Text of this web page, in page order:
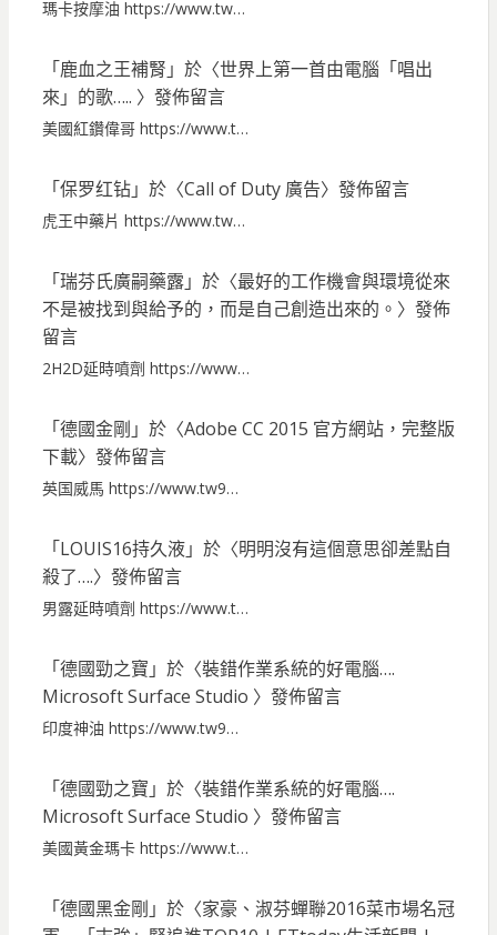
瑪卡按摩油 https://www.tw…
「鹿血之王補腎 」於〈世界上第一首由電腦「唱出
來」的歌….. 〉發佈留言
美國紅鑽偉哥 https://www.t…
「保罗红钻」於〈Call of Duty 廣告〉發佈留言
虎王中藥片 https://www.tw…
「瑞芬氏廣嗣藥露」於〈最好的工作機會與環境從來
不是被找到與給予的，而是自己創造出來的。 〉發佈
留言
2H2D延時噴劑 https://www…
「德國金剛 」於〈Adobe CC 2015 官方網站，完整版
下載〉發佈留言
英国威馬 https://www.tw9…
「LOUIS16持久液」於〈明明沒有這個意思卻差點自
殺了….〉發佈留言
男露延時噴劑 https://www.t…
「德國勁之寶 」於〈裝錯作業系統的好電腦….
Microsoft Surface Studio 〉發佈留言
印度神油 https://www.tw9…
「德國勁之寶 」於〈裝錯作業系統的好電腦….
Microsoft Surface Studio 〉發佈留言
美國黃金瑪卡 https://www.t…
「德國黑金剛 」於〈家豪、淑芬蟬聯2016菜市場名冠